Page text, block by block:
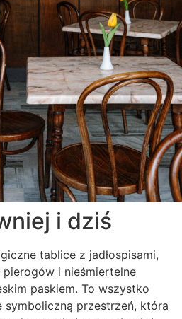
i dziś
tablice z jadłospisami,
i nieśmiertelne
paskiem. To wszystko
przestrzeń, która